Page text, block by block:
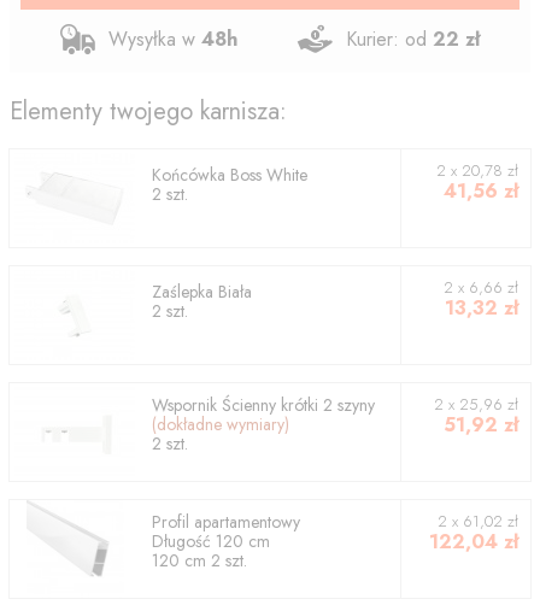
Wysyłka w 48h Kurier: od 22 zł
Elementy twojego karnisza:
Końcówka Boss White
2 szt.
2 x 20,78 zł
41,56 zł
Zaślepka Biała
2 szt.
2 x 6,66 zł
13,32 zł
Wspornik Ścienny krótki 2 szyny
(dokładne wymiary)
2 szt.
2 x 25,96 zł
51,92 zł
Profil apartamentowy
Długość 120 cm
120 cm 2 szt.
2 x 61,02 zł
122,04 zł